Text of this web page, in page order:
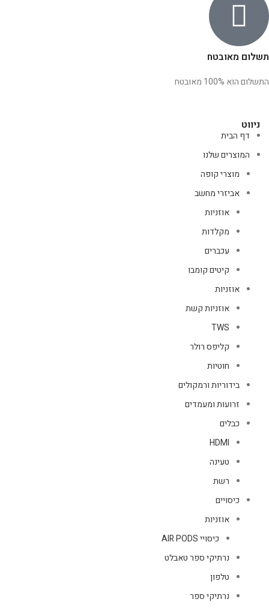
תשלום מאובטח
התשלום הוא 100% מאובטח
ניווט
דף הבית
המוצרים שלנו
מוצרי קופה
אביזרי מחשב
אוזניות
מקלדות
עכברים
קיטים קומבו
אוזניות
אוזניות קשת
TWS
קליפס רולר
חוטיות
בידוריות ורמקולים
זרועות ומעמדים
כבלים
HDMI
טעינה
רשת
כיסויים
אוזניות
כיסויי AIR PODS
נרתיקי ספר טאבלט
טלפון
נרתיקי ספר